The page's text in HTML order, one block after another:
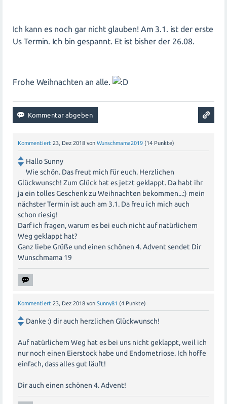
Ich kann es noch gar nicht glauben! Am 3.1. ist der erste
Us Termin. Ich bin gespannt. Et ist bisher der 26.08.
Frohe Weihnachten an alle.
Kommentiert 23, Dez 2018 von Wunschmama2019 (14 Punkte)
Hallo Sunny
Wie schön. Das freut mich für euch. Herzlichen
Glückwunsch! Zum Glück hat es jetzt geklappt. Da habt ihr
ja ein tolles Geschenk zu Weihnachten bekommen...:) mein
nächster Termin ist auch am 3.1. Da freu ich mich auch
schon riesig!
Darf ich fragen, warum es bei euch nicht auf natürlichem
Weg geklappt hat?
Ganz liebe Grüße und einen schönen 4. Advent sendet Dir
Wunschmama 19
Kommentiert 23, Dez 2018 von Sunny81 (4 Punkte)
Danke :) dir auch herzlichen Glückwunsch!
Auf natürlichem Weg hat es bei uns nicht geklappt, weil ich
nur noch einen Eierstock habe und Endometriose. Ich hoffe
einfach, dass alles gut läuft!
Dir auch einen schönen 4. Advent!